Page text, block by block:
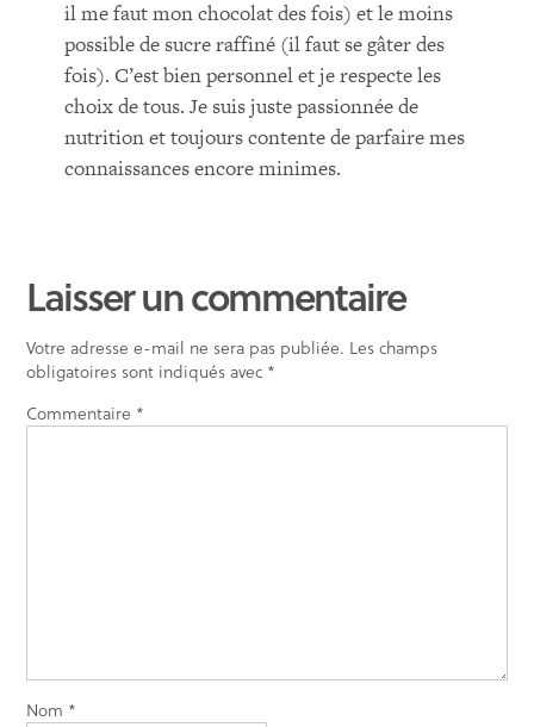
il me faut mon chocolat des fois) et le moins
possible de sucre raffiné (il faut se gâter des
fois). C’est bien personnel et je respecte les
choix de tous. Je suis juste passionnée de
nutrition et toujours contente de parfaire mes
connaissances encore minimes.
Laisser un commentaire
Votre adresse e-mail ne sera pas publiée. Les champs
obligatoires sont indiqués avec *
Commentaire *
Nom *